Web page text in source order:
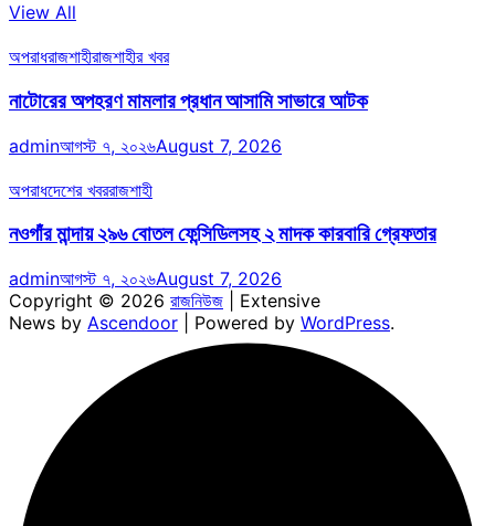
View All
অপরাধরাজশাহীরাজশাহীর খবর
নাটোরের অপহরণ মামলার প্রধান আসামি সাভারে আটক
adminআগস্ট ৭, ২০২৬August 7, 2026
অপরাধদেশের খবররাজশাহী
নওগাঁর মান্দায় ২৯৬ বোতল ফেন্সিডিলসহ ২ মাদক কারবারি গ্রেফতার
adminআগস্ট ৭, ২০২৬August 7, 2026
Copyright © 2026 রাজনিউজ | Extensive
News by Ascendoor | Powered by WordPress.